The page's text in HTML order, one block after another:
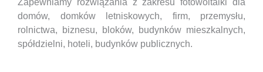
domów, domków letniskowych, firm, przemysłu,
rolnictwa, biznesu, bloków, budynków mieszkalnych,
spółdzielni, hoteli, budynków publicznych.